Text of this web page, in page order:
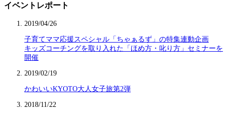
イベントレポート
2019/04/26
子育てママ応援スペシャル「ちゃぁるず」の特集連動企画
キッズコーチングを取り入れた「ほめ方・叱り方」セミナーを
開催
2019/02/19
かわいいKYOTO大人女子旅第2弾
2018/11/22